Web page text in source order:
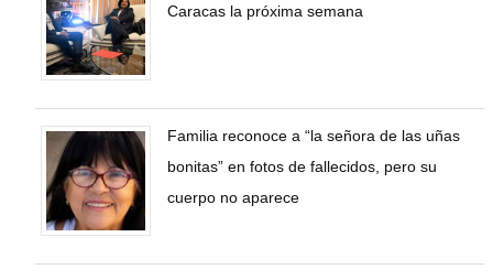
Caracas la próxima semana
Familia reconoce a “la señora de las uñas
bonitas” en fotos de fallecidos, pero su
cuerpo no aparece